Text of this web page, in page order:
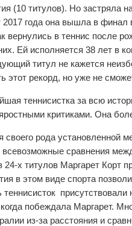
(10 титулов). Но застряла
2017 года она вышла в финал
вернулись в теннис после
Ей исполняется 38 лет в
титул не кажется
этот рекорд, но уже не
теннисистка за всю
критиками. Она
рода установленной
сравнения
24-х титулов Маргарет Корт
в этом виде спорта
побеждала Маргарет.
из-за расстояния и